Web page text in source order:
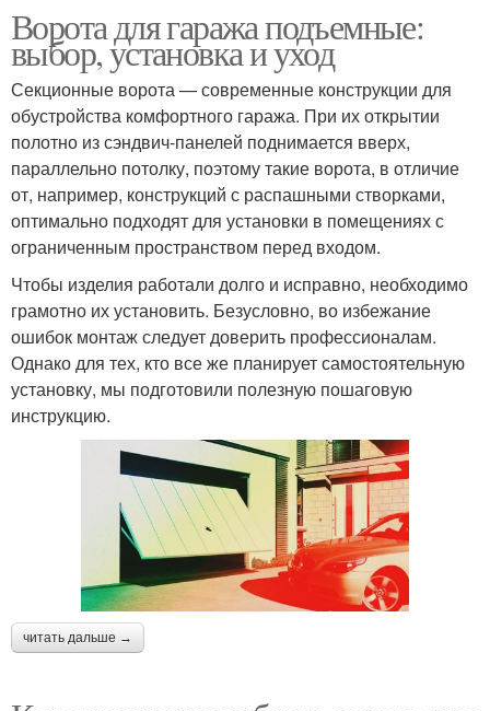
Ворота для гаража подъемные:
выбор, установка и уход
Секционные ворота — современные конструкции для
обустройства комфортного гаража. При их открытии
полотно из сэндвич-панелей поднимается вверх,
параллельно потолку, поэтому такие ворота, в отличие
от, например, конструкций с распашными створками,
оптимально подходят для установки в помещениях с
ограниченным пространством перед входом.
Чтобы изделия работали долго и исправно, необходимо
грамотно их установить. Безусловно, во избежание
ошибок монтаж следует доверить профессионалам.
Однако для тех, кто все же планирует самостоятельную
установку, мы подготовили полезную пошаговую
инструкцию.
читать дальше →